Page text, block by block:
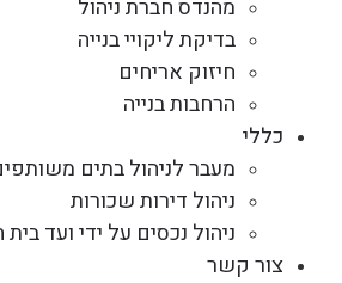
מהנדס חברת ניהול
בדיקת ליקויי בנייה
חיזוק אריחים
הרחבות בנייה
כללי
מעבר לניהול בתים
ניהול דירות שכורות
ניהול נכסים על ידי ועד בית
צור קשר